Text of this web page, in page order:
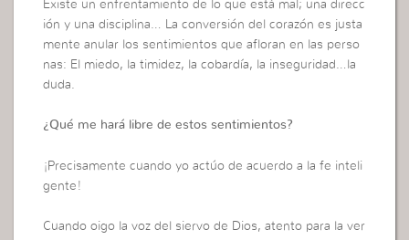
Existe un enfrentamiento de lo que está mal; una direcc
ión y una disciplina… La conversión del corazón es justa
mente anular los sentimientos que afloran en las perso
nas: El miedo, la timidez, la cobardía, la inseguridad…la
duda.
¿Qué me hará libre de estos sentimientos?
¡Precisamente cuando yo actúo de acuerdo a la fe inteli
gente!
Cuando oigo la voz del siervo de Dios, atento para la ver